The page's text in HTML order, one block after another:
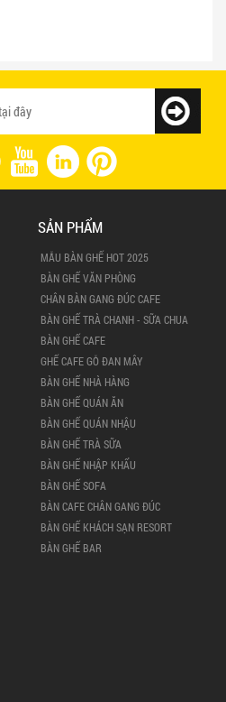
SẢN PHẨM
MẪU BÀN GHẾ HOT 2025
BÀN GHẾ VĂN PHÒNG
CHÂN BÀN GANG ĐÚC CAFE
BÀN GHẾ TRÀ CHANH - SỮA CHUA
BÀN GHẾ CAFE
GHẾ CAFE GỖ ĐAN MÂY
BÀN GHẾ NHÀ HÀNG
BÀN GHẾ QUÁN ĂN
BÀN GHẾ QUÁN NHẬU
BÀN GHẾ TRÀ SỮA
BÀN GHẾ NHẬP KHẨU
BÀN GHẾ SOFA
BÀN CAFE CHÂN GANG ĐÚC
BÀN GHẾ KHÁCH SẠN RESORT
BÀN GHẾ BAR